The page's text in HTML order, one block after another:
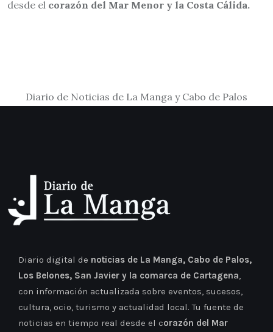
desde el corazón del Mar Menor y la Costa Cálida.
Diario de Noticias de La Manga y Cabo de Palos
Diario digital de noticias de La Manga, Cabo de Palos,
Los Belones, San Javier y la comarca de Cartagena,
con información actualizada sobre eventos, sucesos,
cultura, ocio, turismo y actualidad local. Tu fuente de
noticias en tiempo real desde el corazón del Mar